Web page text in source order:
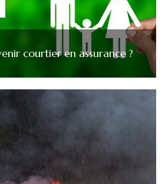
courtier en assurance ?